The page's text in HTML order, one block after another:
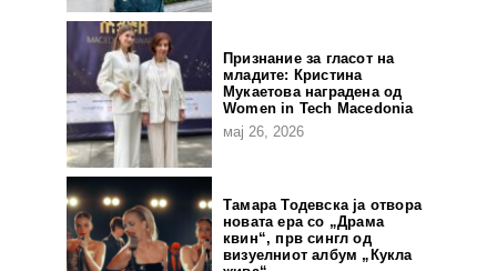
Признание за гласот на
младите: Кристина
Мукаетова наградена од
Women in Tech Macedonia
мај 26, 2026
Тамара Тодевска ја отвора
новата ера со „Драма
квин“, прв сингл од
визуелниот албум „Кукла